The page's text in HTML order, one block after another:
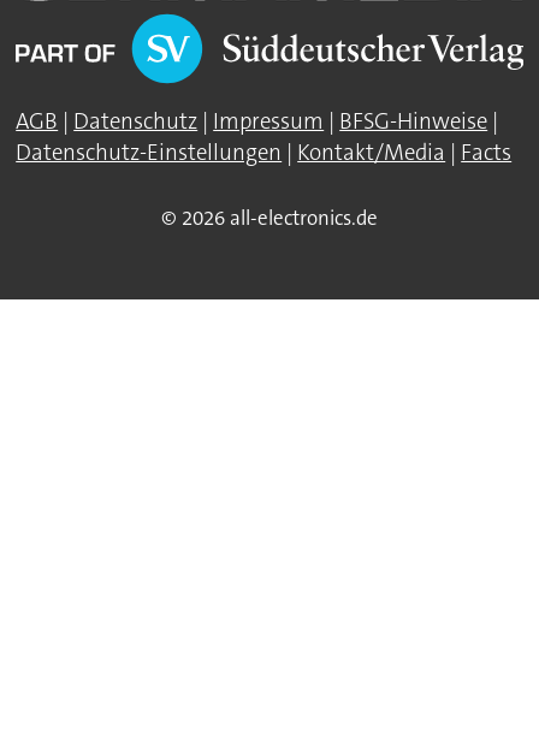
AGB Datenschutz Impressum BFSG-Hinweise
Datenschutz-Einstellungen
Kontakt/Media Facts
© 2026 all-electronics.de